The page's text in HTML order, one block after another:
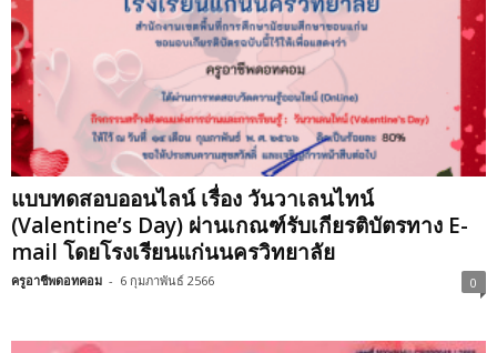
แบบทดสอบออนไลน์ เรื่อง วันวาเลนไทน์
(Valentine’s Day) ผ่านเกณฑ์รับเกียรติบัตรทาง E-
mail โดยโรงเรียนแก่นนครวิทยาลัย
ครูอาชีพดอทคอม - 6 กุมภาพันธ์ 2566 0